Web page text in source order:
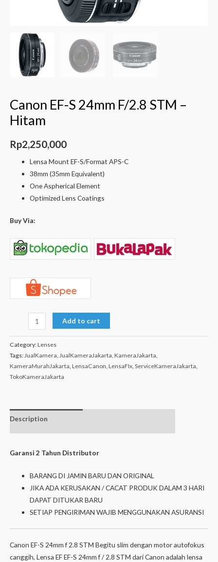
Canon EF-S 24mm F/2.8 STM –
Hitam
Rp2,250,000
Lensa Mount EF-S/Format APS-C
38mm (35mm Equivalent)
One Aspherical Element
Optimized Lens Coatings
Buy Via:
Add to cart
Category:Lenses
Tags:JualKamera, JualKameraJakarta, KameraJakarta,
KameraMurahJakarta, LensaCanon, LensaFIx, ServiceKameraJakarta,
TokoKameraJakarta
Description
Garansi 2 Tahun Distributor
BARANG DI JAMIN BARU DAN ORIGINAL
JIKA ADA KERUSAKAN / CACAT PRODUK DALAM 3 HARI
DAPAT DITUKAR BARU
SETIAP PENGIRIMAN WAJIB MENGGUNAKAN ASURANSI
Canon EF-S 24mm f 2.8 STM Begitu slim dengan motor autofokus
canggih, Lensa EF EF-S 24mm f / 2.8 STM dari Canon adalah lensa